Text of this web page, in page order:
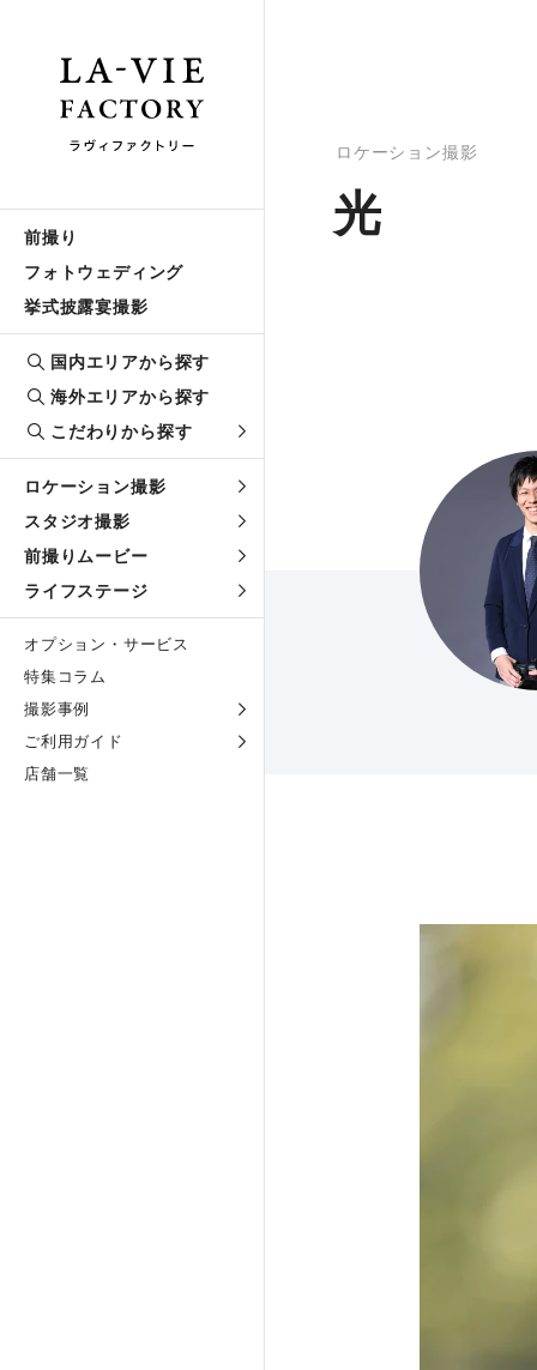
前撮り
フォトウェディング
挙式披露宴撮影
国内エリアから探す
海外エリアから探す
こだわりから探す
ロケーション撮影
スタジオ撮影
前撮りムービー
ライフステージ
オプション・サービス
特集コラム
撮影事例
ご利用ガイド
店舗一覧
ロケーション撮影
光